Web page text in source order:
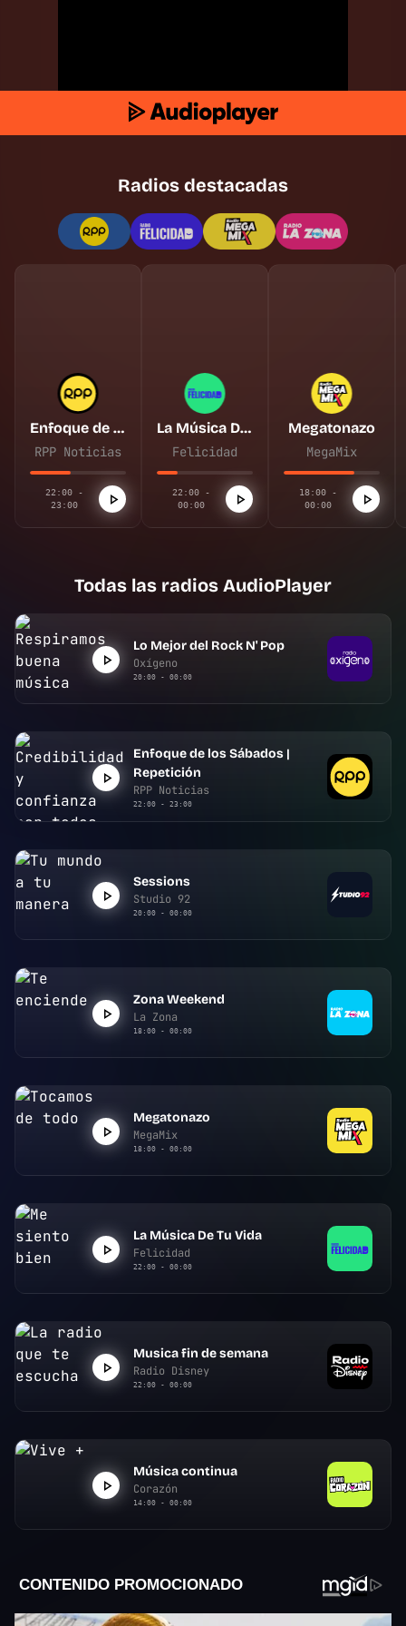
Radios destacadas
Enfoque de los Sábados | Repetición
RPP Noticias
22:00 -
23:00
La Música De Tu Vida
Felicidad
22:00 -
00:00
Megatonazo
MegaMix
18:00 -
00:00
Todas las radios AudioPlayer
Lo Mejor del Rock N' Pop
Oxígeno
20:00 - 00:00
Enfoque de los Sábados |
Repetición
RPP Noticias
22:00 - 23:00
Sessions
Studio 92
20:00 - 00:00
Zona Weekend
La Zona
18:00 - 00:00
Megatonazo
MegaMix
18:00 - 00:00
La Música De Tu Vida
Felicidad
22:00 - 00:00
Musica fin de semana
Radio Disney
22:00 - 00:00
Música continua
Corazón
14:00 - 00:00